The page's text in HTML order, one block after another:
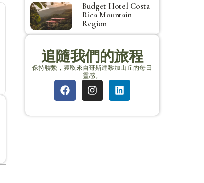
Budget Hotel Costa
Rica Mountain
Region
追隨我們的旅程
保持聯繫，獲取來自哥斯達黎加山丘的每日
靈感。